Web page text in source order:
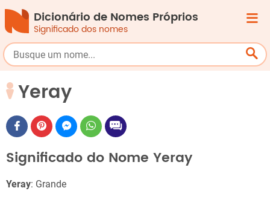
Dicionário de Nomes Próprios
Significado dos nomes
Yeray
Significado do Nome Yeray
Yeray: Grande